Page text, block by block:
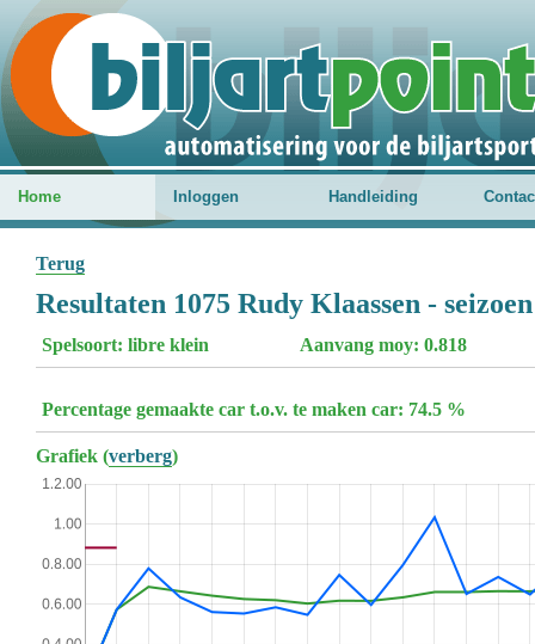
Home Inloggen Handleiding
Terug
Resultaten 1075 Rudy Klaassen -
Spelsoort: libre klein Aanvang moy: 0.818
Percentage gemaakte car t.o.v. te maken car: 74.5 %
Grafiek (verberg)